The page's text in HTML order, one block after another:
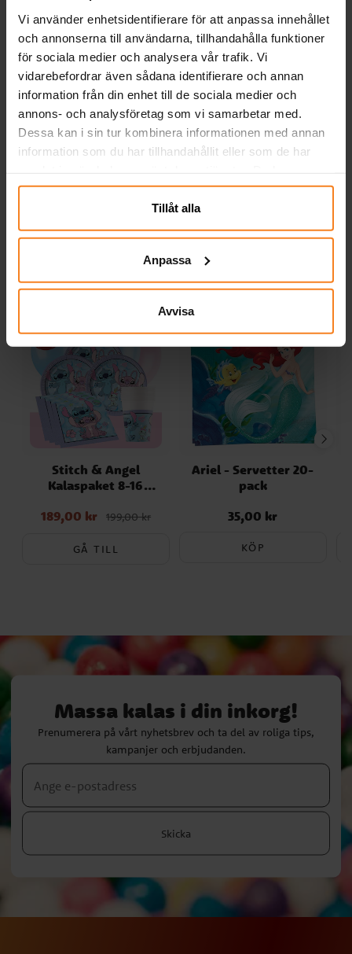
Vi använder enhetsidentifierare för att anpassa innehållet
och annonserna till användarna, tillhandahålla funktioner
för sociala medier och analysera vår trafik. Vi
vidarebefordrar även sådana identifierare och annan
information från din enhet till de sociala medier och
annons- och analysföretag som vi samarbetar med.
Dessa kan i sin tur kombinera informationen med annan
information som du har tillhandahållit eller som de har
närsomhelst ändra ditt samtycke.
Tillåt alla
Anpassa
Avvisa
Lilo & Stitch
Klistermärken 800-pack
Stitch & Angel
Klistermärken 25-pack
Andra köpte även
Stitch & Angel
Kalaspaket 8-16
Nuvarande pris:
189,00 kr Tidigare pris
189,00 kr 199,00 kr
GÅ TILL
Ariel - Servetter 20-
pack
Pris:35,00 kr
35,00 kr
KÖP
Massa kalas i din inkorg!
Prenumerera på vårt nyhetsbrev och ta del av roliga tips,
kampanjer och erbjudanden.
Skicka